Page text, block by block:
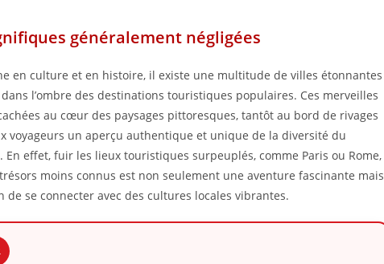
généralement négligées
en culture et en histoire, il existe une multitude de villes étonnantes
l’ombre des destinations touristiques populaires. Ces merveilles
au cœur des paysages pittoresques, tantôt au bord de rivages
voyageurs un aperçu authentique et unique de la diversité du
effet, fuir les lieux touristiques surpeuplés, comme Paris ou Rome,
moins connus est non seulement une aventure fascinante mais
de se connecter avec des cultures locales vibrantes.